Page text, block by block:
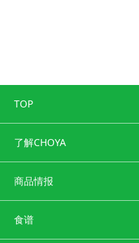
TOP
了解CHOYA
商品情报
食谱